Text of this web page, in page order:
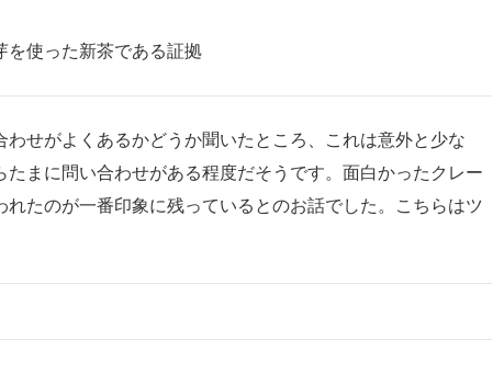
を使った新茶である証拠
せがよくあるかどうか聞いたところ、これは意外と少な
たまに問い合わせがある程度だそうです。面白かったクレー
たのが一番印象に残っているとのお話でした。こちらはツ